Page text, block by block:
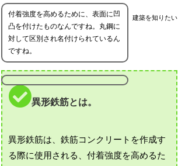
建築を知りたい
付着強度を高めるために、表面に凹
凸を付けたものなんですね。丸鋼に
対して区別され名付けられているん
ですね。
異形鉄筋とは。
異形鉄筋は、鉄筋コンクリートを作成す
る際に使用される、付着強度を高めるた